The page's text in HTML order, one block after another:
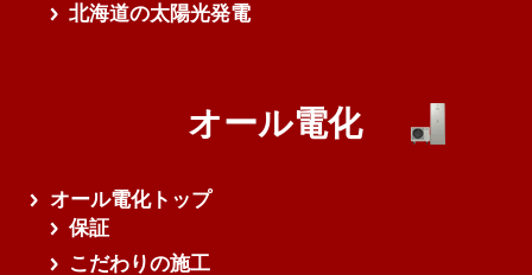
北海道の太陽光発電
オール電化
オール電化トップ
保証
こだわりの施工